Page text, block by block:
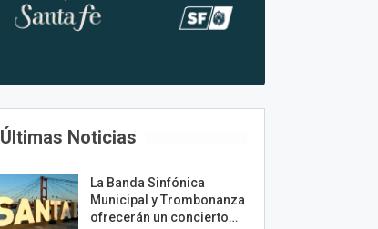
Últimas Noticias
La Banda Sinfónica
Municipal y Trombonanza
ofrecerán un concierto…